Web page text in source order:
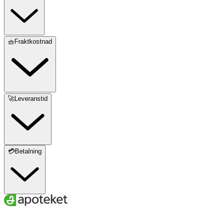
🧺Fraktkostnad
🚀Leveranstid
💳Betalning